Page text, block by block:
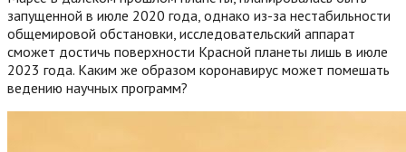
запущенной в июле 2020 года, однако из-за нестабильности
общемировой обстановки, исследовательский аппарат
сможет достичь поверхности Красной планеты лишь в июле
2023 года. Каким же образом коронавирус может помешать
ведению научных программ?